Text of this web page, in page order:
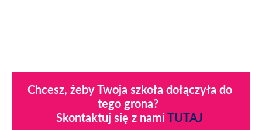
Chcesz, żeby Twoja szkoła dołączyła do
tego grona?
Skontaktuj się z nami
TUTAJ